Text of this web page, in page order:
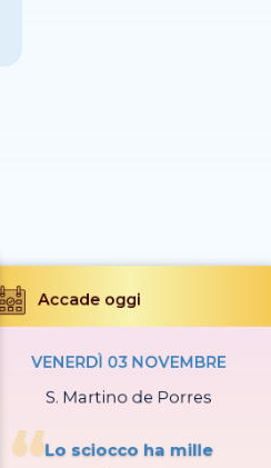
Accade oggi
VENERDÌ 03 NOVEMBRE
S. Martino de Porres
Lo sciocco ha mille